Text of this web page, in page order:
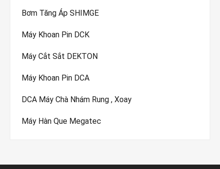
Bơm Tăng Áp SHIMGE
Máy Khoan Pin DCK
Máy Cắt Sắt DEKTON
Máy Khoan Pin DCA
DCA Máy Chà Nhám Rung , Xoay
Máy Hàn Que Megatec